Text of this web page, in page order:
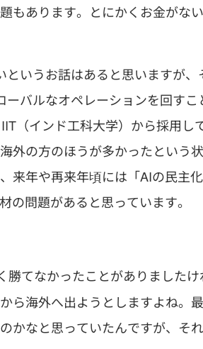
もあります。とにかくお金がな
いうお話はあると思いますが
バルなオペレーションを回す
（インド工科大学）から採用し
外の方のほうが多かったという
来年や再来年頃には「AIの民主
問題があると思っています。
てなかったことがありました
ら海外へ出ようとしますよね。
かなと思っていたんですが、そ